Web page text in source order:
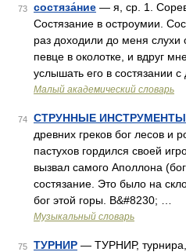
73 состяза́ние — я, ср. 1.
Состязание в остроумии.
раз доходили до меня
певце в околотке, и вдруг
услышать его в состязании
Малый академический словарь
74 СТРУННЫЕ ИНСТРУМЕНТЫ
древних греков бог лесов и
пастухов гордился своей
вызвал самого Аполлона
состязание. Это было на
бог этой горы. В&#8230; …
Музыкальный словарь
75 ТУРНИР — ТУРНИР,